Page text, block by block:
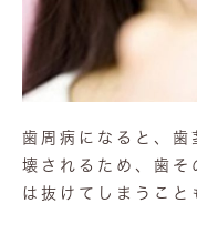
歯周病になると、歯
壊されるため、歯そ
は抜けてしまうこと